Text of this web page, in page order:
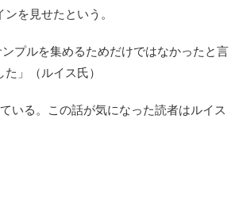
を見せたという。
プルを集めるためだけではなかったと言
」（ルイス氏）
いる。この話が気になった読者はルイス